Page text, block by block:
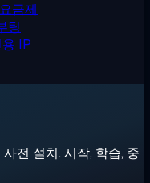
금제
팅
IP
전 설치. 시작, 학습, 중